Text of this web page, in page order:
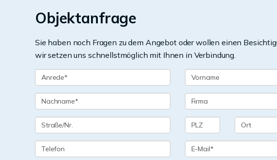
Objektanfrage
Sie haben noch Fragen zu dem Angebot oder wollen einen
wir setzen uns schnellstmöglich mit Ihnen in Verbindung.